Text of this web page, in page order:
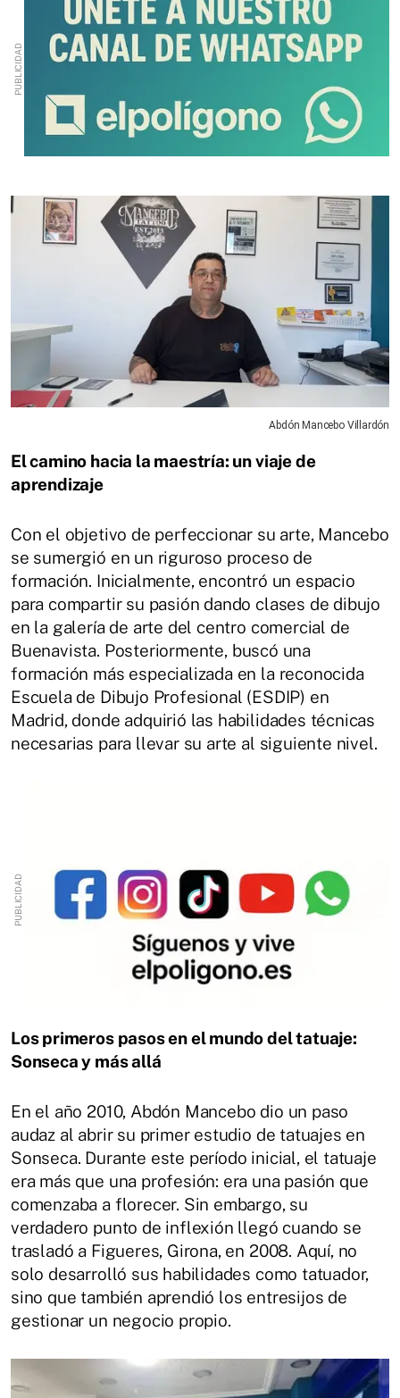
Abdón Mancebo Villardón
El camino hacia la maestría: un viaje de
aprendizaje
Con el objetivo de perfeccionar su arte, Mancebo
se sumergió en un riguroso proceso de
formación. Inicialmente, encontró un espacio
para compartir su pasión dando clases de dibujo
en la galería de arte del centro comercial de
Buenavista. Posteriormente, buscó una
formación más especializada en la reconocida
Escuela de Dibujo Profesional (ESDIP) en
Madrid, donde adquirió las habilidades técnicas
necesarias para llevar su arte al siguiente nivel.
Los primeros pasos en el mundo del tatuaje:
Sonseca y más allá
En el año 2010, Abdón Mancebo dio un paso
audaz al abrir su primer estudio de tatuajes en
Sonseca. Durante este período inicial, el tatuaje
era más que una profesión: era una pasión que
comenzaba a florecer. Sin embargo, su
verdadero punto de inflexión llegó cuando se
trasladó a Figueres, Girona, en 2008. Aquí, no
solo desarrolló sus habilidades como tatuador,
sino que también aprendió los entresijos de
gestionar un negocio propio.